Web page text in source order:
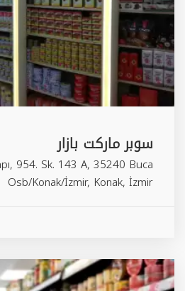
سوبر ماركت بازار
954. Sk. 143 A, 35240 Buca
Osb/Konak/İzmir, Konak, İzmir